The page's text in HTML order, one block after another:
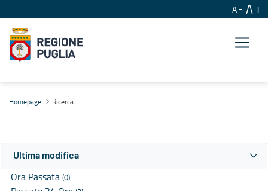
A A
Homepage Ricerca
Ultima modifica
Ora Passata (0)